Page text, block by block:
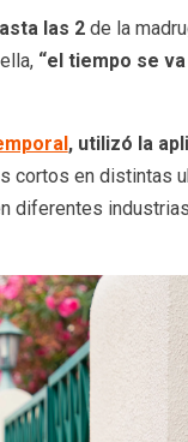
las 2 de la
“el tiempo se
, utilizó la
cortos en distintas
diferentes